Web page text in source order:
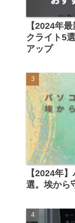
【2024年
クライト5
アップ
【2024年
選。埃から